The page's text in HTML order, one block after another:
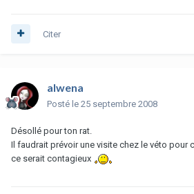
Citer
alwena
Posté le 25 septembre 2008
Désollé pour ton rat.
Il faudrait prévoir une visite chez le véto pour
ce serait contagieux